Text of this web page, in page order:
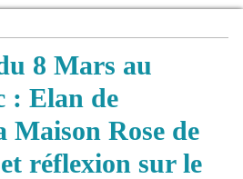
8 Mars au
: Elan de
Maison Rose de
réflexion sur le